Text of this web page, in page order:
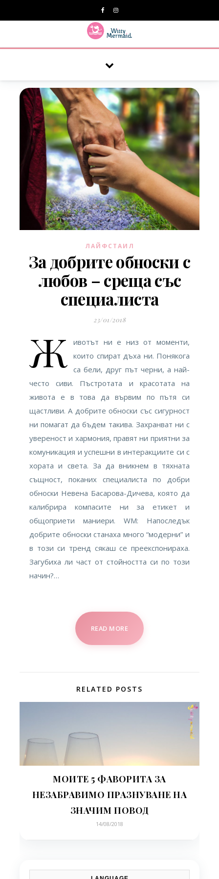
ЛАЙФСТАИЛ
За добрите обноски с
любов – среща със
специалиста
23/01/2018
Ж ивотът ни е низ от моменти,
които спират дъха ни. Понякога
са бели, друг път черни, а най-
често сиви. Пъстротата и красотата на
живота е в това да вървим по пътя си
щастливи. А добрите обноски със сигурност
ни помагат да бъдем такива. Захранват ни с
увереност и хармония, правят ни приятни за
комуникация и успешни в интеракциите си с
хората и света. За да вникнем в тяхната
същност, поканих специалиста по добри
обноски Невена Басарова-Дичева, която да
калибрира компасите ни за етикет и
общоприети маниери. WM: Напоследък
добрите обноски станаха много “модерни” и
в този си тренд сякаш се преекспонираха.
Загубиха ли част от стойността си по този
начин?…
READ MORE
RELATED POSTS
МОИТЕ 5 ФАВОРИТА ЗА
НЕЗАБРАВИМО ПРАЗНУВАНЕ НА
ЗНАЧИМ ПОВОД
14/08/2018